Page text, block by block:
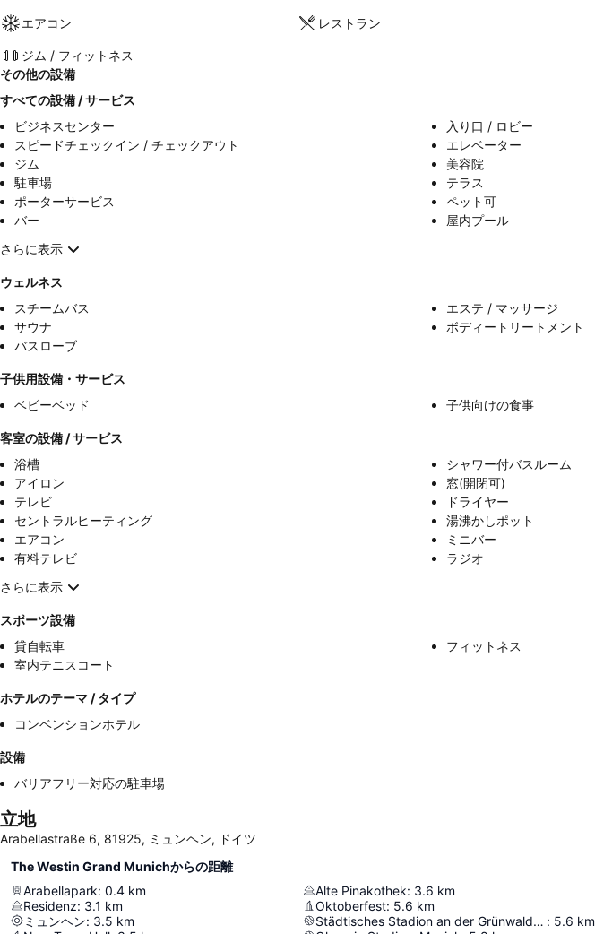
エアコン レストラン
ジム / フィットネス
その他の設備
すべての設備 / サービス
ビジネスセンター
入り口 / ロビー
スピードチェックイン / チェックアウト
エレベーター
ジム
美容院
駐車場
テラス
ポーターサービス
ペット可
バー
屋内プール
さらに表示
ウェルネス
スチームバス
エステ / マッサージ
サウナ
ボディートリートメント
バスローブ
子供用設備・サービス
ベビーベッド
子供向けの食事
客室の設備 / サービス
浴槽
シャワー付バスルーム
アイロン
窓(開閉可)
テレビ
ドライヤー
セントラルヒーティング
湯沸かしポット
エアコン
ミニバー
有料テレビ
ラジオ
さらに表示
スポーツ設備
貸自転車
フィットネス
室内テニスコート
ホテルのテーマ / タイプ
コンベンションホテル
設備
バリアフリー対応の駐車場
立地
Arabellastraße 6, 81925, ミュンヘン, ドイツ
The Westin Grand Munichからの距離
Arabellapark: 0.4 km
Residenz: 3.1 km
ミュンヘン: 3.5 km
Alte Pinakothek: 3.6 km
Oktoberfest: 5.6 km
Städtisches Stadion an der Grünwalder Straße : 5.6 km